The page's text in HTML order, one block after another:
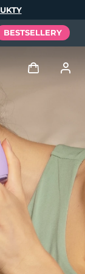
BESTSELLERY
użytkownika
urządzenia
zamówienia
Moje adresy
subskrypcje
中文